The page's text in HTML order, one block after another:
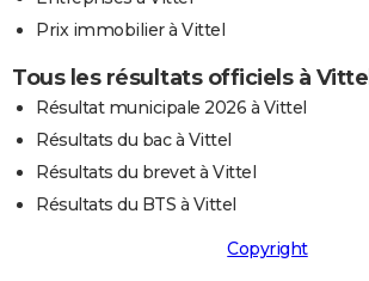
Prix immobilier à Vittel
Tous les résultats officiels à Vittel
Résultat municipale 2026 à Vittel
Résultats du bac à Vittel
Résultats du brevet à Vittel
Résultats du BTS à Vittel
Copyright